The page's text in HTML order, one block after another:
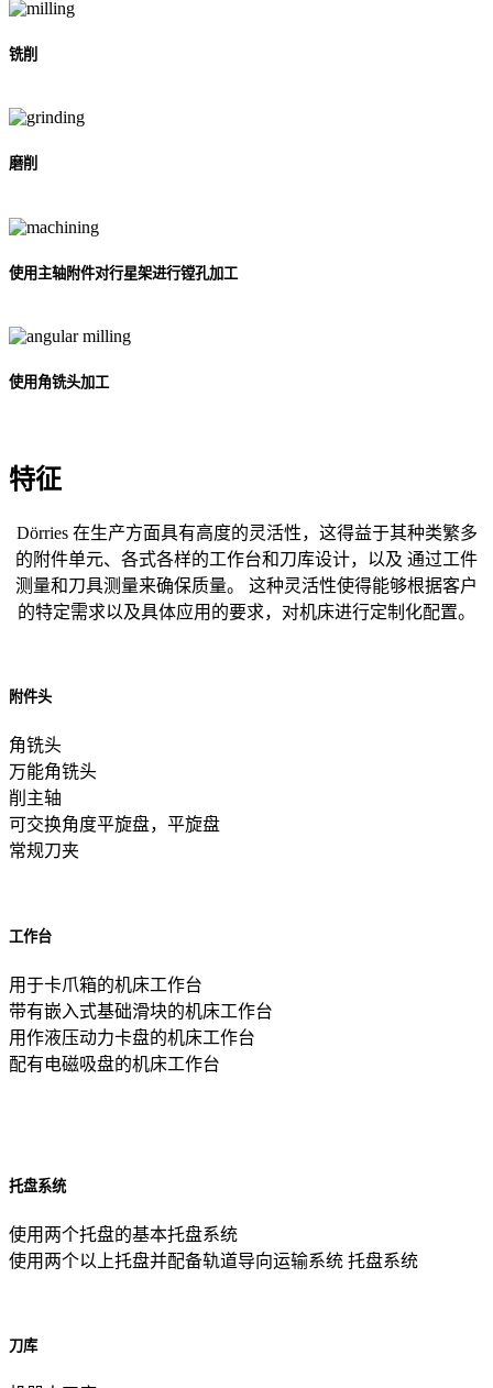
铣削
磨削
使用主轴附件对行星架进行镗孔加工
使用角铣头加工
特征
Dörries 在生产方面具有高度的灵活性，这得益于其种类繁多
的附件单元、各式各样的工作台和刀库设计，以及 通过工件
测量和刀具测量来确保质量。 这种灵活性使得能够根据客户
的特定需求以及具体应用的要求，对机床进行定制化配置。
附件头
角铣头
万能角铣头
削主轴
可交换角度平旋盘，平旋盘
常规刀夹
工作台
用于卡爪箱的机床工作台
带有嵌入式基础滑块的机床工作台
用作液压动力卡盘的机床工作台
配有电磁吸盘的机床工作台
托盘系统
使用两个托盘的基本托盘系统
使用两个以上托盘并配备轨道导向运输系统 托盘系统
刀库